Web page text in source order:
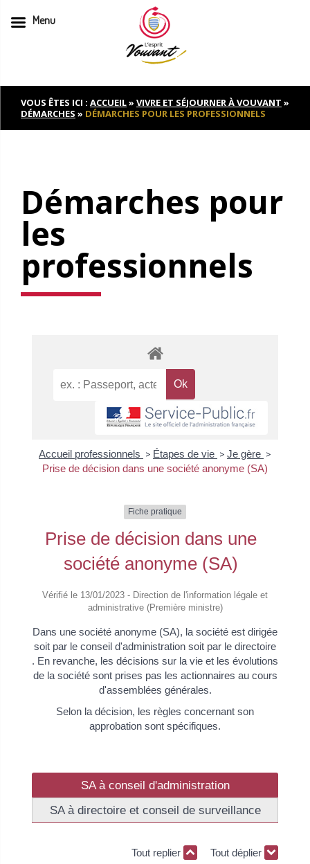
to
contentVOUS ÊTES ICI : ACCUEIL» VIVRE ET SÉJOURNER À VOUVANT »
DÉMARCHES » DÉMARCHES POUR LES PROFESSIONNELS
Démarches pour
les
professionnels
Accueil professionnels > Étapes de vie > Je gère >
Prise de décision dans une société anonyme (SA)
Fiche pratique
Prise de décision dans une
société anonyme (SA)
Vérifié le 13/01/2023 - Direction de l'information légale et
administrative (Première ministre)
Dans une société anonyme (SA), la société est dirigée
soit par le conseil d'administration soit par le directoire
. En revanche, les décisions sur la vie et les évolutions
de la société sont prises pas les actionnaires au cours
d'assemblées générales.
Selon la décision, les règles concernant son
approbation sont spécifiques.
SA à conseil d'administration
SA à directoire et conseil de surveillance
Tout replier Tout déplier
Menu